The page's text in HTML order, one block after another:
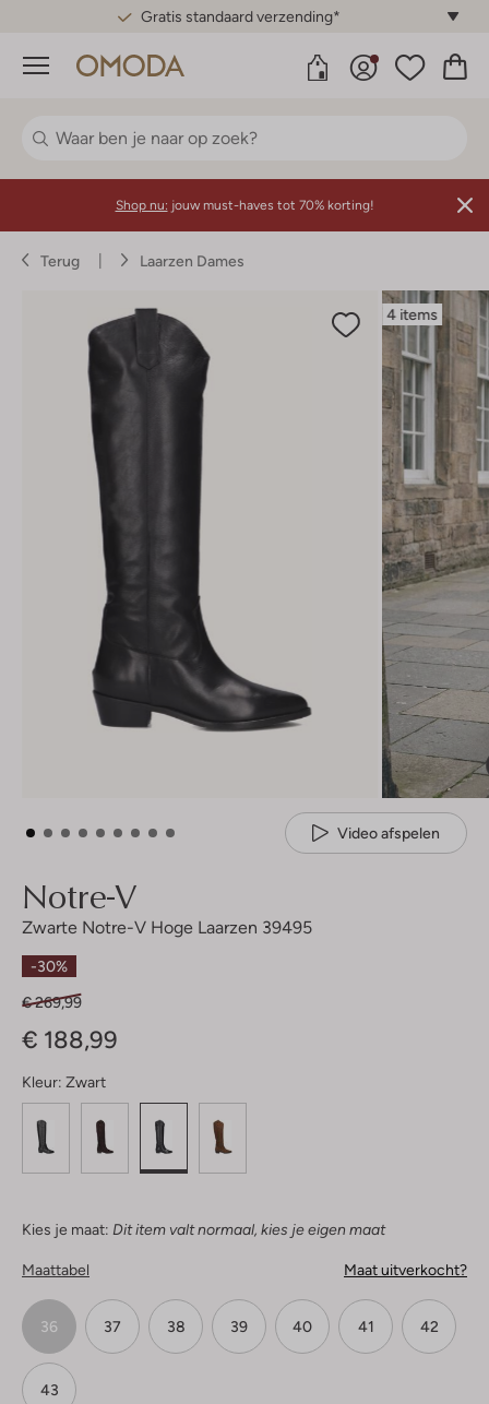
Gratis standaard verzending*
Menu
Shop nu: jouw must-haves tot 70% korting!
Terug Laarzen Dames
4 items
Video afspelen
Notre-V
Zwarte Notre-V Hoge Laarzen 39495
-30%
€ 269,99
€ 188,99
Kleur: Zwart
Kies je maat: Dit item valt normaal, kies je eigen maat
Maattabel Maat uitverkocht?
36 37 38 39 40 41 42
43